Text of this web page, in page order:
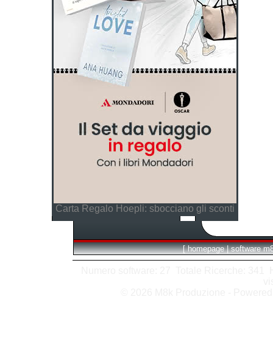
Carta Regalo Hoepli: sbocciano gli sconti
[ homepage | software